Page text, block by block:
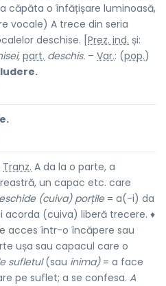
căpăta o înfățișare luminoasă,
vocale) A trece din seria
deschise. [ Prez. ind. și:
part. deschis. – Var.: (pop.)
Tranz. A da la o parte, a
un capac etc. care
(cuiva) porțile= a(-i) da
(cuiva) liberă trecere. ♦
acces într-o încăpere sau
ușa sau capacul care o
sufletul(sau inima)= a face
pe suflet; a se confesa. A